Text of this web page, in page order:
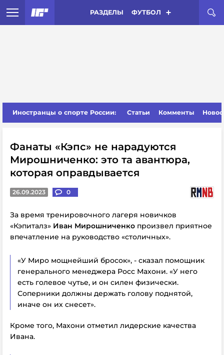
РАЗДЕЛЫ ФУТБОЛ
Иностранцы о спорте России: Статьи Комменты
Фанаты «Кэпс» не нарадуются
Мирошниченко: это та авантюра,
которая оправдывается
26.09.2023 0
За время тренировочного лагеря новичков
«Кэпиталз» Иван Мирошниченко произвел приятное
впечатление на руководство «столичных».
«У Миро мощнейший бросок», - сказал помощник
генерального менеджера Росс Махони. «У него
есть голевое чутье, и он силен физически.
Соперники должны держать голову поднятой,
иначе он их снесет».
Кроме того, Махони отметил лидерские качества
Ивана.